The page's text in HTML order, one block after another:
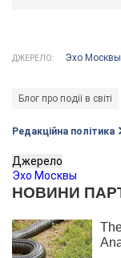
ДЖЕРЕЛО: Эхо Москвы
Блог про події в світі
Редакційна політика
Джерело
Эхо Москвы